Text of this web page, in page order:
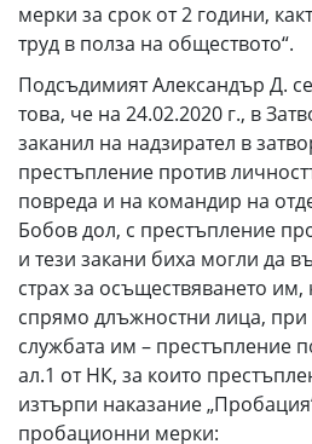
мерки за срок от 2 години,
труд в полза на обществото“.
Подсъдимият Александър Д.
това, че на 24.02.2020 г., в
заканил на надзирател в
престъпление против
повреда и на командир на
Бобов дол, с престъпление
и тези закани биха могли да
страх за осъществяването им,
спрямо длъжностни лица,
службата им – престъпление
ал.1 от НК, за които
изтърпи наказание
пробационни мерки: